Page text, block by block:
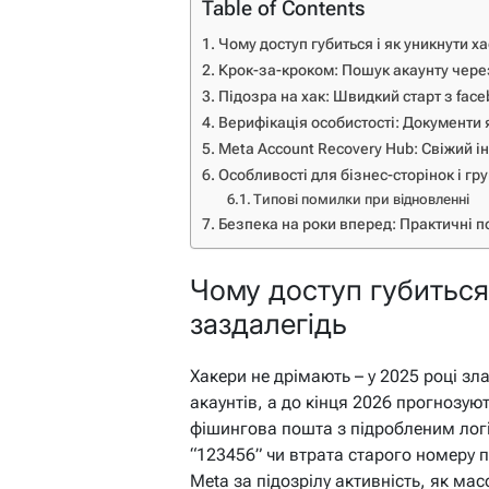
Table of Contents
Чому доступ губиться і як уникнути
Крок-за-кроком: Пошук акаунту
Підозра на хак: Швидкий старт з
Верифікація особистості: Документи
Meta Account Recovery Hub: Свіжий
Особливості для бізнес-сторінок і
Типові помилки при відновленні
Безпека на роки вперед: Практичні
Чому доступ
заздалегідь
Хакери не дрімають – у 2025 році
акаунтів, а до кінця 2026
фішингова пошта з підробленим
“123456” чи втрата старого номеру
Meta за підозрілу активність, як